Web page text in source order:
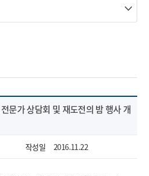
문가 상담회 및 재도전의 밤 행사 개
작성일 2016.11.22